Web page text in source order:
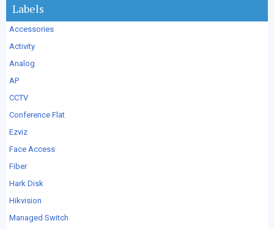
Labels
Accessories
Activity
Analog
AP
CCTV
Conference Flat
Ezviz
Face Access
Fiber
Hark Disk
Hikvision
Managed Switch